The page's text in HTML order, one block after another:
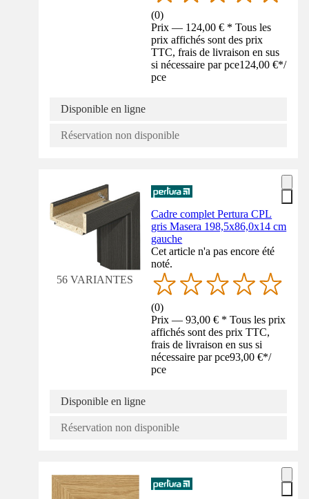
(0)
Prix — 124,00 € * Tous les
prix affichés sont des prix
TTC, frais de livraison en sus
si nécessaire par pce124,00 €*/
pce
Disponible en ligne
Réservation non disponible
56 VARIANTES
Cadre complet Pertura CPL
gris Masera 198,5x86,0x14 cm
gauche
Cet article n'a pas encore été
noté.
(0)
Prix — 93,00 € * Tous les prix
affichés sont des prix TTC,
frais de livraison en sus si
nécessaire par pce93,00 €*/
pce
Disponible en ligne
Réservation non disponible